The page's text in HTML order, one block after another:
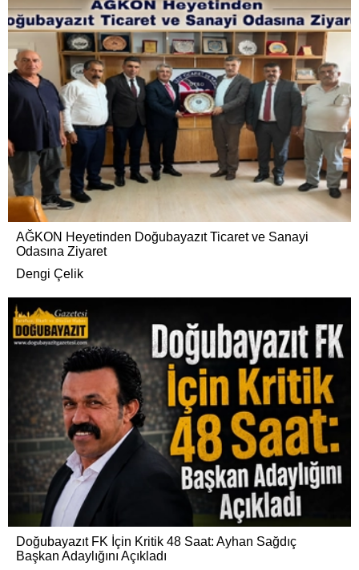
AĞKON Heyetinden Doğubayazıt Ticaret ve Sanayi
Odasına Ziyaret
Dengi Çelik
Doğubayazıt FK İçin Kritik 48 Saat: Ayhan Sağdıç
Başkan Adaylığını Açıkladı